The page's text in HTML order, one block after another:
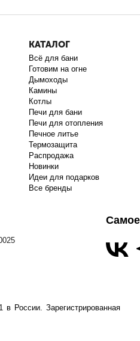
КАТАЛОГ
Всё для бани
Готовим на огне
Дымоходы
Камины
Котлы
Печи для бани
Печи для отопления
Печное литье
Термозащита
Распродажа
Новинки
Идеи для подарков
Все бренды
в России. Зарегистрированная